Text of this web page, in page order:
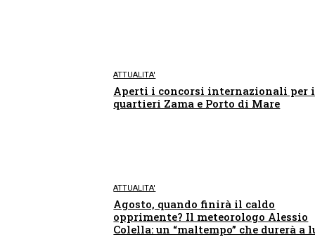
ATTUALITA'
Aperti i concorsi internazionali per i
quartieri Zama e Porto di Mare
ATTUALITA'
Agosto, quando finirà il caldo
opprimente? Il meteorologo Alessio
Colella: un “maltempo” che durerà a